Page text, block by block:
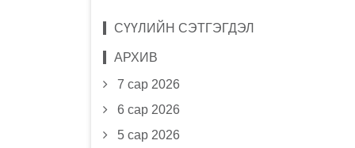
СҮҮЛИЙН СЭТГЭГДЭЛ
АРХИВ
7 сар 2026
6 сар 2026
5 сар 2026